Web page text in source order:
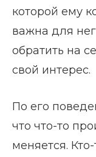
которой ему
важна для
обратить на
свой интерес.
По его
что что-то
меняется.